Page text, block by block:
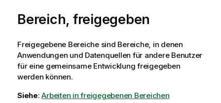
Bereich, freigegeben
Freigegebene Bereiche sind Bereiche, in denen
Anwendungen und Datenquellen für andere Benutzer
für eine gemeinsame Entwicklung freigegeben
werden können.
Siehe:Arbeiten in freigegebenen Bereichen